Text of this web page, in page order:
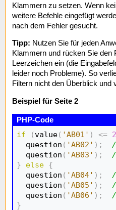
Klammern zu setzen. Wenn
weitere Befehle eingefügt
nach dem Fehler gesucht.
Tipp: Nutzen Sie für jeden
Klammern und rücken Sie
Leerzeichen ein (die
leider noch Probleme). So
Filtern nicht den Überblick und
Beispiel für Seite 2
if (value( 'AB01' ) <= 2
  question
( 'AB02' ) ;
  question
( 'AB03' ) ;
}
else {
  question
( 'AB04' ) ;
  question
( 'AB05' ) ;
  question
( 'AB06' ) ;
}